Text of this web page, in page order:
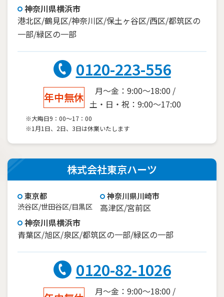
神奈川県横浜市
港北区/鶴見区/神奈川区/保土ヶ谷区/西区/都筑区の
一部/緑区の一部
0120-223-556
年中無休
月～金：9:00～18:00 /
土・日・祝：9:00～17:00
※大晦日9：00～17：00
※1月1日、2日、3日は休業いたします
株式会社東京ハーツ
東京都
渋谷区/世田谷区/目黒区
神奈川県川崎市
高津区/宮前区
神奈川県横浜市
青葉区/旭区/泉区/都筑区の一部/緑区の一部
0120-82-1026
月～金：9:00～18:00 /